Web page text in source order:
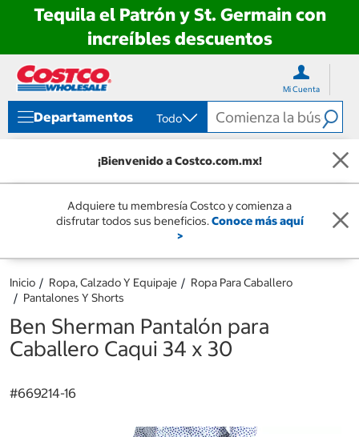
Tequila el Patrón y St. Germain con
increíbles descuentos
directo
contenido
directo
menú
navegación
Mi Cuenta
Departamentos Todo
¡Bienvenido a Costco.com.mx!
Adquiere tu membresía Costco y comienza a
disfrutar todos sus beneficios.Conoce más aquí
>
Inicio Ropa, Calzado Y Equipaje
Ropa Para Caballero
Pantalones Y Shorts
Ben Sherman Pantalón para
Caballero Caqui 34 x 30
#669214-16